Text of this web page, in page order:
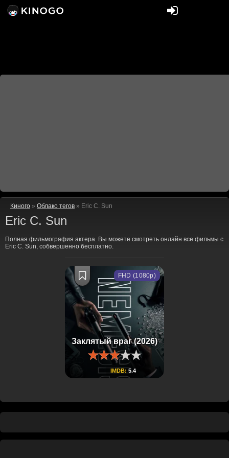
Киного » Облако тегов » Eric C. Sun
Eric C. Sun
Полная фильмография актера. Вы можете смотреть онлайн все фильмы с
Eric C. Sun, собвершенно бесплатно.
Заклятый враг (2026)
IMDB: 5.4
FHD (1080p)